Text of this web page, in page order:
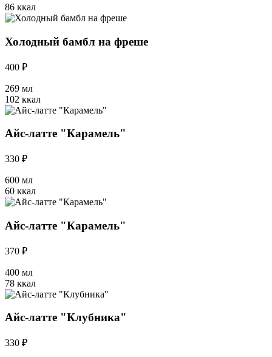
86 ккал
Холодный бамбл на фреше
400 ₽
269 мл
102 ккал
Айс-латте "Карамель"
330 ₽
600 мл
60 ккал
Айс-латте "Карамель"
370 ₽
400 мл
78 ккал
Айс-латте "Клубника"
330 ₽